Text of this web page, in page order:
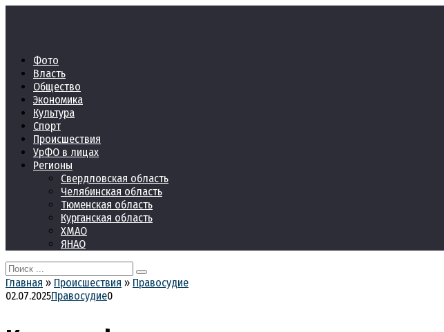
Фото
Власть
Общество
Экономика
Культура
Спорт
Происшествия
УрФО в лицах
Регионы
Свердловская область
Челябинская область
Тюменская область
Курганская область
ХМАО
ЯНАО
Search
for:
Главная » Происшествия » Правосудие
02.07.2025Правосудие0